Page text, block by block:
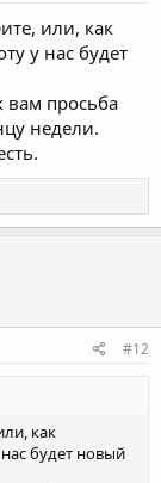
или, как
у нас будет
вам просьба
недели.
#12
как
будет новый